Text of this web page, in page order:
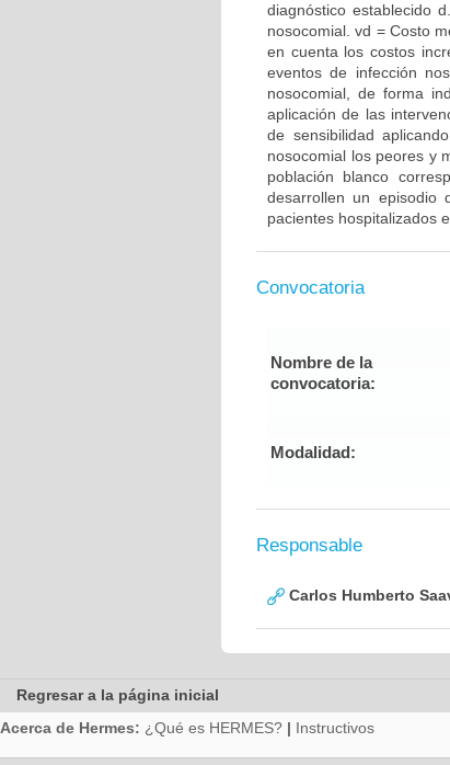
diagnóstico establecido
nosocomial. vd = Costo
en cuenta los costos
eventos de infección
nosocomial, de forma
aplicación de las
de sensibilidad
nosocomial los peores y
población blanco
desarrollen un episodio
pacientes hospitalizados
Convocatoria
Nombre de la
convocatoria:
Modalidad:
Responsable
Carlos Humberto
Regresar a la página inicial
Acerca de Hermes: ¿Qué es HERMES? | Instructivos